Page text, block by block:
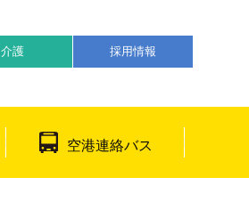
介護 採用情報
空港連絡バス